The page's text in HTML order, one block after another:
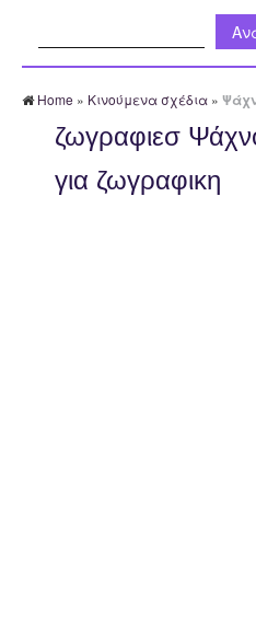
Home » Κινούμενα σχέδια »
ζωγραφιεσ
για ζωγραφικη